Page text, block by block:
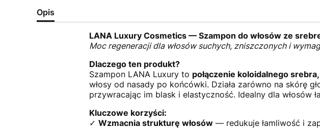
Opis
LANA Luxury Cosmetics — Szampon do włosów ze
Moc regeneracji dla włosów suchych, zniszczonych i
Dlaczego ten produkt?
Szampon LANA Luxury to połączenie koloidalnego
włosy od nasady po końcówki. Działa zarówno na skórę
przywracając im blask i elastyczność. Idealny dla włosów
Kluczowe korzyści:
✓ Wzmacnia strukturę włosów— redukuje łamliwość i